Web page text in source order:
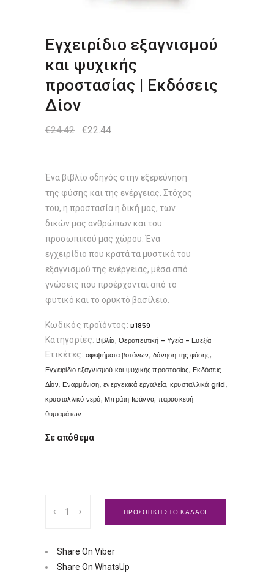
Εγχειρίδιο εξαγνισμού
και ψυχικής
προστασίας | Εκδόσεις
Δίον
€24.42
Original
€22.44Η
Ένα βιβλίο οδηγός στην εξερεύνηση
της φύσης και της ενέργειας. Στόχος
του, η προστασία η δική μας, των
δικών μας ανθρώπων και του
προσωπικού μας χώρου. Ένα
εγχειρίδιο που κρατά τα μυστικά του
εξαγνισμού της ενέργειας, μέσα από
γνώσεις που προέρχονται από το
φυτικό και το ορυκτό βασίλειο.
Κωδικός προϊόντος:B1859
Κατηγορίες: Βιβλία,Θεραπευτική - Υγεία - Ευεξία
Ετικέτες: αφεψήματα βοτάνων,δόνηση της φύσης,
Εγχειρίδιο εξαγνισμού και ψυχικής προστασίας, Εκδόσεις
Δίον, Εναρμόνιση,ενεργειακά εργαλεία, κρυσταλλικά grid,
κρυσταλλικό νερό, Μπράτη Ιωάννα, παρασκευή
θυμιαμάτων
Σε απόθεμα
εξαγνισμού
ψυχικής
προστασίας
ΠΡΟΣΘΗΚΗ ΣΤΟ ΚΑΛΑΘΙ
Share On Viber
Share On WhatsUp